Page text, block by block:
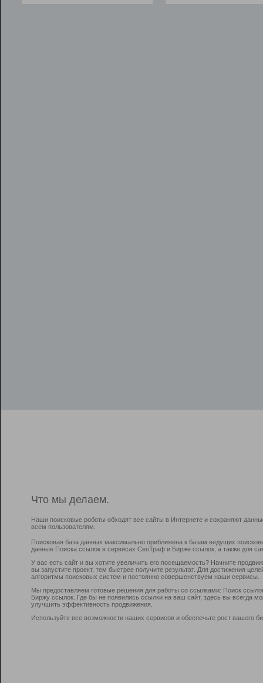
Что мы делаем.
Наши поисковые роботы обходят все сайты в Интернете и сохраняют
всем пользователям.
Поисковая база данных максимально приближена к базам ведущих
данные Поиска ссылок в сервисах СеоТраф и Бирже ссылок, а также для
У вас есть сайт и вы хотите увеличить его посещаемость? Начните
вы запустите проект, тем быстрее получите результат. Для достижения
алгоритмы поисковых систем и постоянно совершенствуем наши сервисы.
Мы предоставляем готовые решения для работы со ссылками: Поиск
Биржу ссылок. Где бы не появились ссылки на ваш сайт, здесь вы всегда
улучшить эффективность продвижения.
Используйте все возможности наших сервисов и обеспечьте рост вашего